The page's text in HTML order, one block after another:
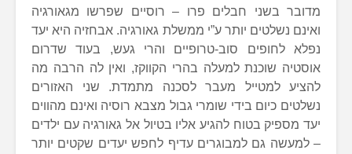
מדובר בשני חבלים פרו – רוסיים שפרשו מגאורגיה
ואינם נשלטים יותר ע”י ממשלת גאורגיה. אבחזיה היא יעד
נפלא לחופים סוב-טרופיים והרי געש, בעוד שדרום
אוסטיה שוכנת למעלה בהרי הקווקז, ואין לה הרבה מה
להציע למטייל מעבר לסכנה מתמדת. שני האזורים
נשלטים כיום בידי שומרי גבול מצבא רוסיה ואינם מהווים
יעד מספיק בטוח להגיע אליו בטיול אל גאורגיה עם ילדים
– למעשה גם למבוגרים עדיף לחפש יעדים שקטים יותר